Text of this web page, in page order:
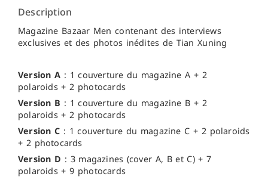
Description
Magazine Bazaar Men contenant des interviews
exclusives et des photos inédites de Tian Xuning
Version A : 1 couverture du magazine A + 2
polaroids + 2 photocards
Version B : 1 couverture du magazine B + 2
polaroids + 2 photocards
Version C : 1 couverture du magazine C + 2 polaroids
+ 2 photocards
Version D : 3 magazines (cover A, B et C) + 7
polaroids + 9 photocards